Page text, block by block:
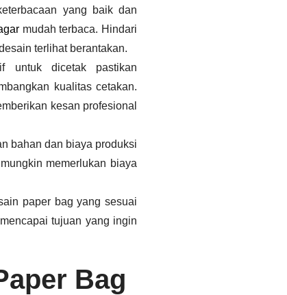
yang baik dan
mudah terbaca. Hindari
terlihat berantakan.
untuk dicetak pastikan
kualitas cetakan.
kesan profesional
bahan dan biaya produksi
memerlukan biaya
paper bag yang sesuai
tujuan yang ingin
Bag